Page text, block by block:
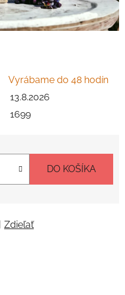
Vyrábame do 48 hodín
13.8.2026
1699
DO KOŠÍKA
Zdieľať